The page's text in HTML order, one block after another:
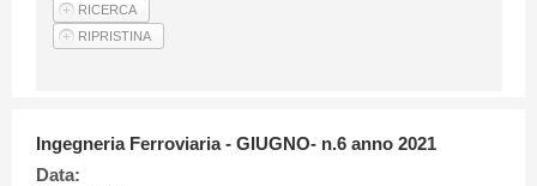
Articoli
Ingegneria Ferroviaria - GIUGNO- n.6 anno 2021
Data: